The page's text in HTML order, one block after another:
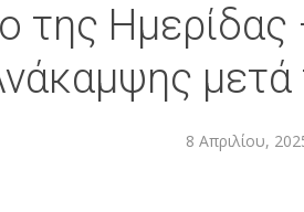
της
μετά
8 Απριλίου,